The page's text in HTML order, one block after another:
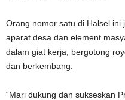
Orang nomor satu di Halsel ini
aparat desa dan element
dalam giat kerja, bergotong
dan berkembang.
“Mari dukung dan sukseskan